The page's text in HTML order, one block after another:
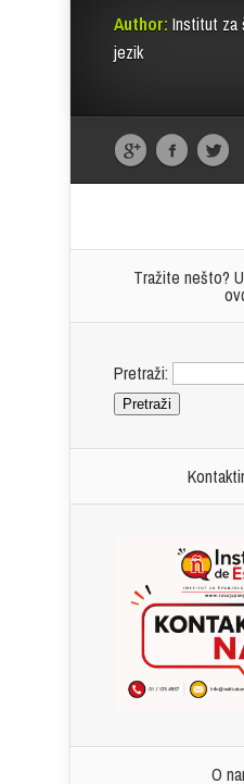
Author: Institut za
jezik
Tražite nešto?
Pretraži:
O